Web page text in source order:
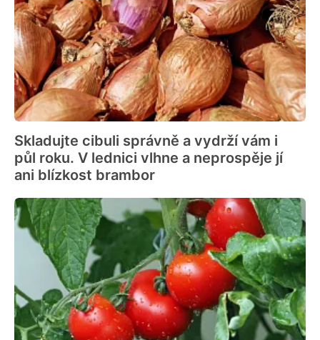
Skladujte cibuli správně a vydrží vám i
půl roku. V lednici vlhne a neprospěje jí
ani blízkost brambor